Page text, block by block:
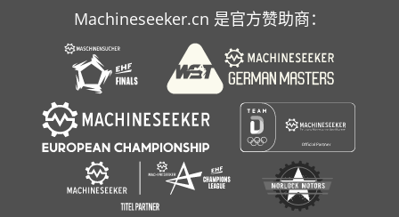
Machineseeker.cn 是官方赞助商：